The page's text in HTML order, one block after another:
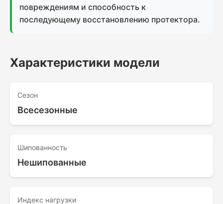
повреждениям и способность к
последующему восстановлению протектора.
Характеристики модели
Сезон
Всесезонные
Шипованность
Нешипованные
Индекс нагрузки